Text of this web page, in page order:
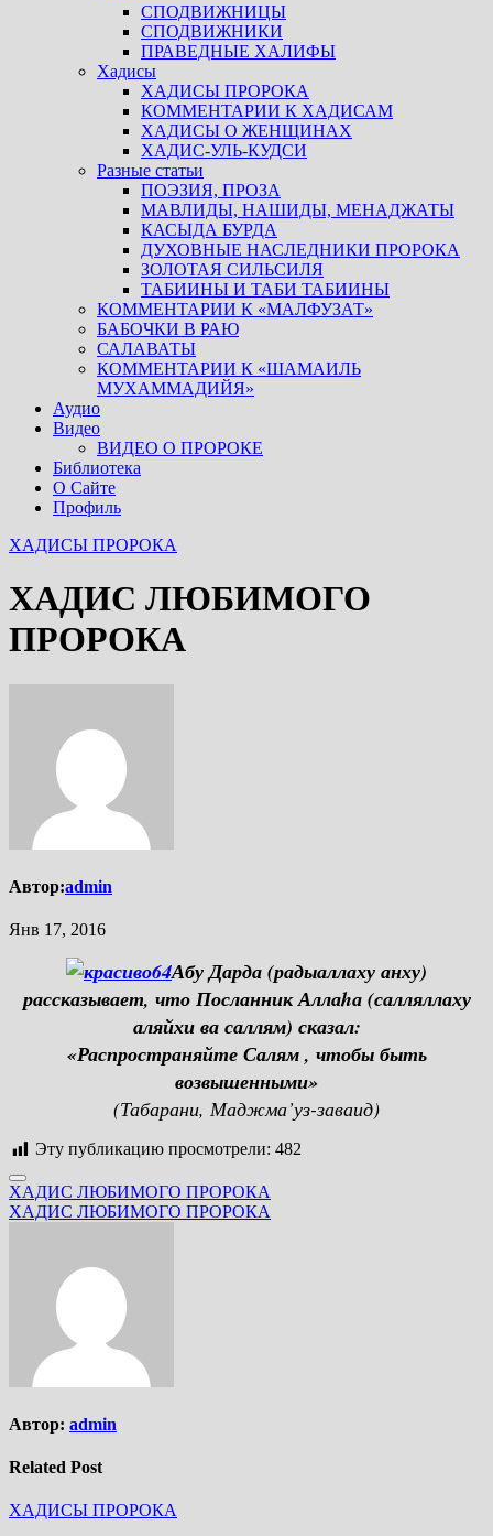
СПОДВИЖНИЦЫ
СПОДВИЖНИКИ
ПРАВЕДНЫЕ ХАЛИФЫ
Хадисы
ХАДИСЫ ПРОРОКА
КОММЕНТАРИИ К ХАДИСАМ
ХАДИСЫ О ЖЕНЩИНАХ
ХАДИС-УЛЬ-КУДСИ
Разные статьи
ПОЭЗИЯ, ПРОЗА
МАВЛИДЫ, НАШИДЫ, МЕНАДЖАТЫ
КАСЫДА БУРДА
ДУХОВНЫЕ НАСЛЕДНИКИ ПРОРОКА
ЗОЛОТАЯ СИЛЬСИЛЯ
ТАБИИНЫ И ТАБИ ТАБИИНЫ
КОММЕНТАРИИ К «МАЛФУЗАТ»
БАБОЧКИ В РАЮ
САЛАВАТЫ
КОММЕНТАРИИ К «ШАМАИЛЬ
МУХАММАДИЙЯ»
Аудио
Видео
ВИДЕО О ПРОРОКЕ
Библиотека
О Сайте
Профиль
ХАДИСЫ ПРОРОКА
ХАДИС ЛЮБИМОГО
ПРОРОКА
Автор:admin
Янв 17, 2016
Абу Дарда (радыаллаху анху)
рассказывает, что Посланник Аллаhа (салляллаху
аляйхи ва саллям) сказал:
«Распространяйте Салям , чтобы быть
возвышенными»
(Табарани, Маджма’уз-заваид)
Эту публикацию просмотрели: 482
Навигация
по
ХАДИС ЛЮБИМОГО ПРОРОКА
ХАДИС ЛЮБИМОГО ПРОРОКА
Автор: admin
Related Post
ХАДИСЫ ПРОРОКА